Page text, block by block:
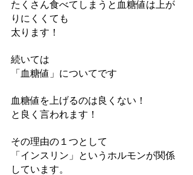
たくさん食べてしまうと血糖値は上が
りにくくても
太ります！
続いては
「血糖値」についてです
血糖値を上げるのは良くない！
と良く言われます！
その理由の１つとして
「インスリン」というホルモンが関係
しています。